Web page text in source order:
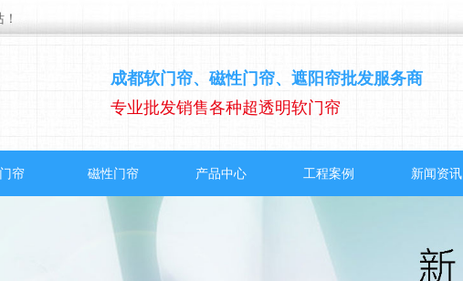
成都软门帘、磁性门帘、遮阳帘批发服务商
专业批发销售各种超透明软门帘
帘 磁性门帘 产品中心 工程案例 新闻资讯